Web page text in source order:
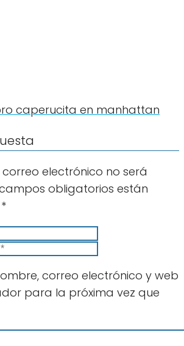
caperucita en manhattan
electrónico no será
obligatorios están
*
correo electrónico y web
para la próxima vez que